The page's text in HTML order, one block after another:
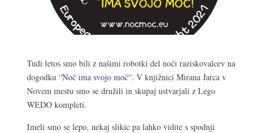
Tudi letos smo bili z našimi robotki del noči raziskovalcev na
dogodku “Noč ima svojo moč“. V knjižnici Mirana Jarca v
Novem mestu smo se družili in skupaj ustvarjali z Lego
WEDO kompleti.
Imeli smo se lepo, nekaj slikic pa lahko vidite s spodnji